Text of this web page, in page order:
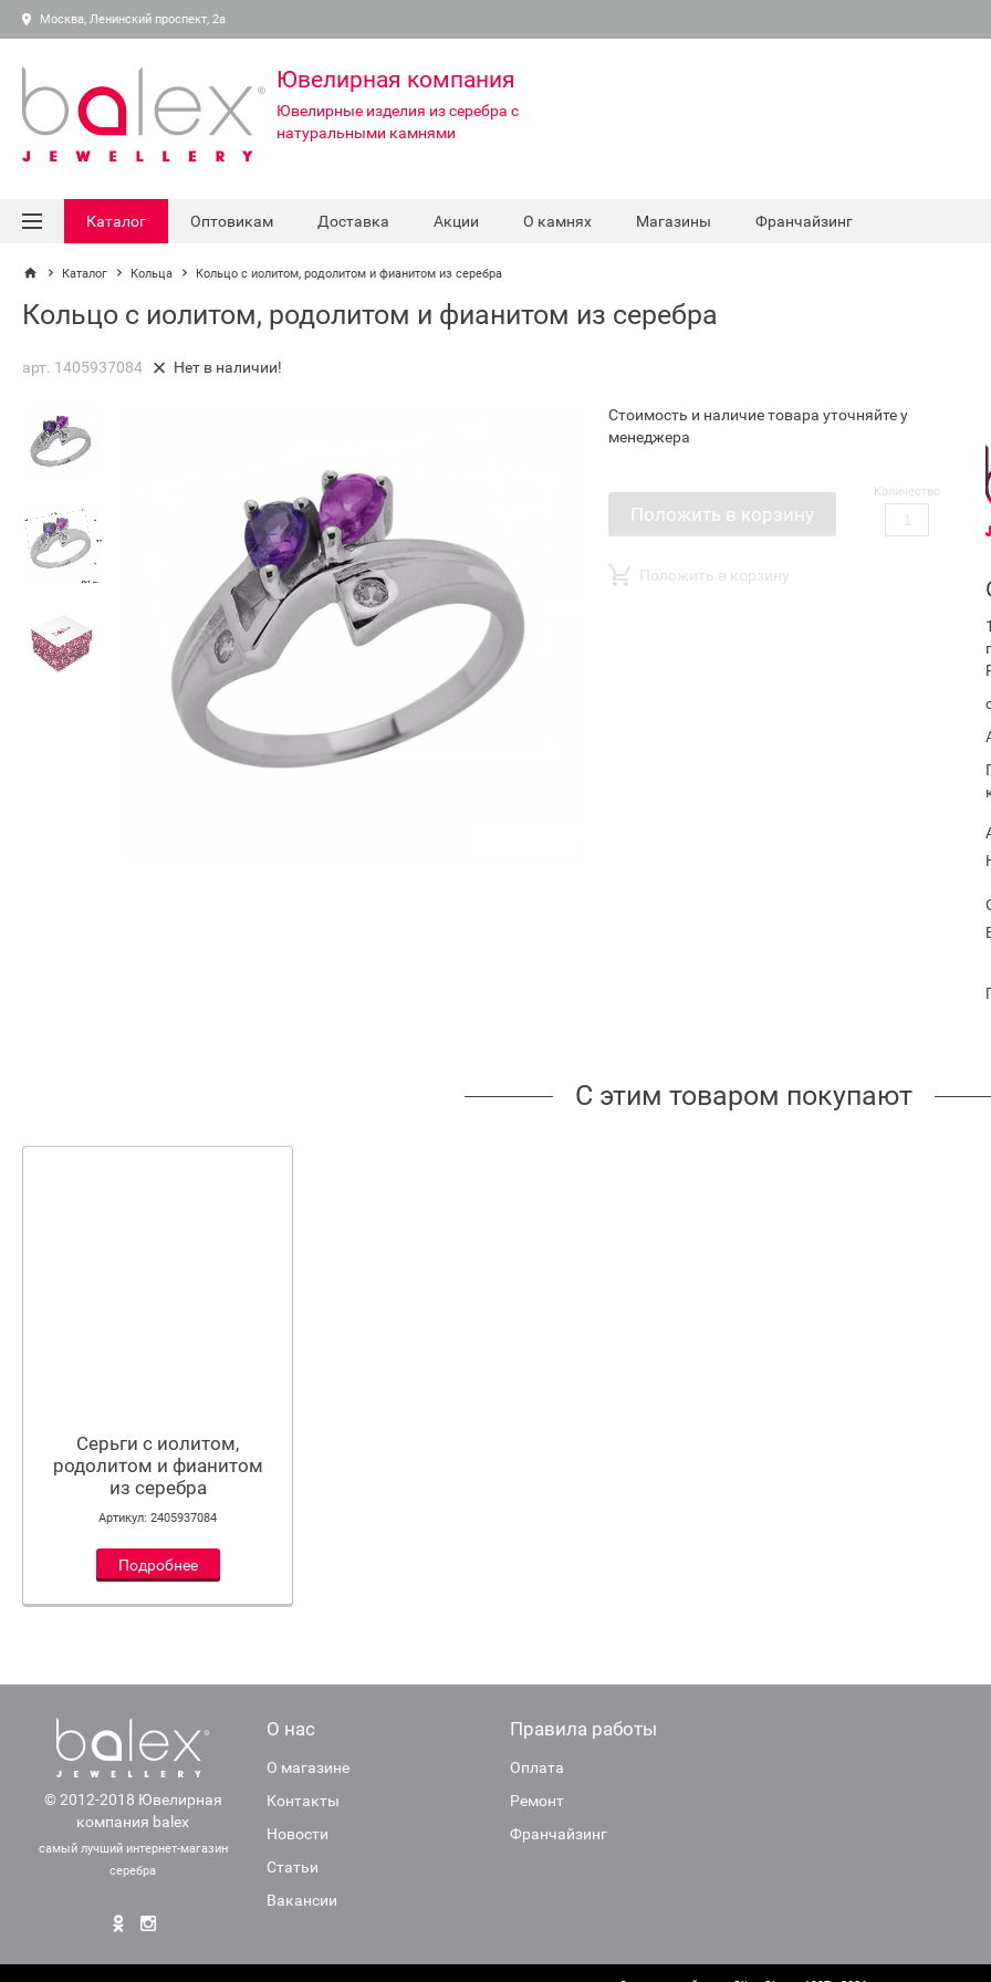
Москва, Ленинский проспект, 2а
Ювелирная компания
Ювелирные изделия из серебра с
натуральными камнями
Каталог Оптовикам Доставка Акции О камнях Магазины Франчайзинг
Каталог Кольца Кольцо с иолитом, родолитом и фианитом из серебра
Кольцо с иолитом, родолитом и фианитом из серебра
арт. 1405937084 Нет в наличии!
Стоимость и наличие товара уточняйте у
менеджера
Положить в корзину
Количество
Положить в корзину
С этим товаром покупают
Серьги с иолитом,
родолитом и фианитом
из серебра
Артикул: 2405937084
Подробнее
© 2012-2018 Ювелирная
компания balex
самый лучший интернет-магазин
серебра
О нас
О магазине
Контакты
Новости
Статьи
Вакансии
Правила работы
Оплата
Ремонт
Франчайзинг